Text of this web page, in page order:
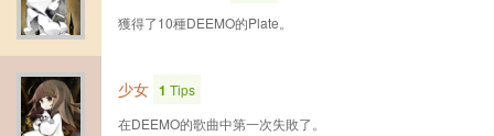
獲得了10種DEEMO的Plate。
少女 1 Tips
在DEEMO的歌曲中第一次失敗了。